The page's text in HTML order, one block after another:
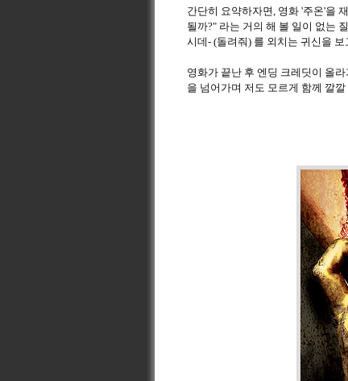
간단히 요약하자면, 영화 '주온'을
될까?" 라는 거의 해 볼 일이 없는
시데- (돌려줘) 를 외치는 귀신을
영화가 끝난 후 엔딩 크레딧이 올
을 넘어가며 저도 모르게 함께 깔